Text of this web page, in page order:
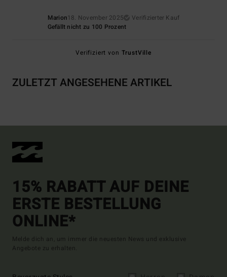
Marion18. November 2025
Verifizierter Kauf
Gefällt nicht zu 100 Prozent
Verifiziert von TrustVille
ZULETZT ANGESEHENE ARTIKEL
15% RABATT AUF DEINE
ERSTE BESTELLUNG
ONLINE*
Melde dich an, um immer die neuesten News und exklusive
Angebote zu erhalten.